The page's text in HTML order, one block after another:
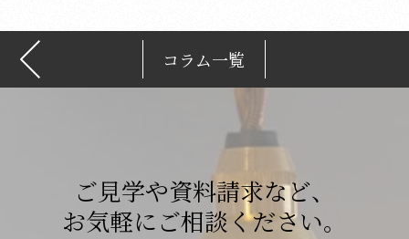
コラム一覧
ご見学や資料請求など、
お気軽にご相談ください。